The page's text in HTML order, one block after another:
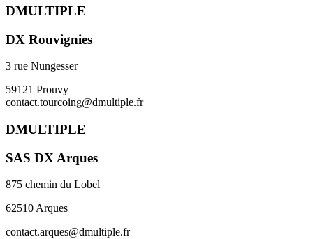
DMULTIPLE
DX Rouvignies
3 rue Nungesser
59121 Prouvy
contact.tourcoing@dmultiple.fr
DMULTIPLE
SAS DX Arques
875 chemin du Lobel
62510 Arques
contact.arques@dmultiple.fr